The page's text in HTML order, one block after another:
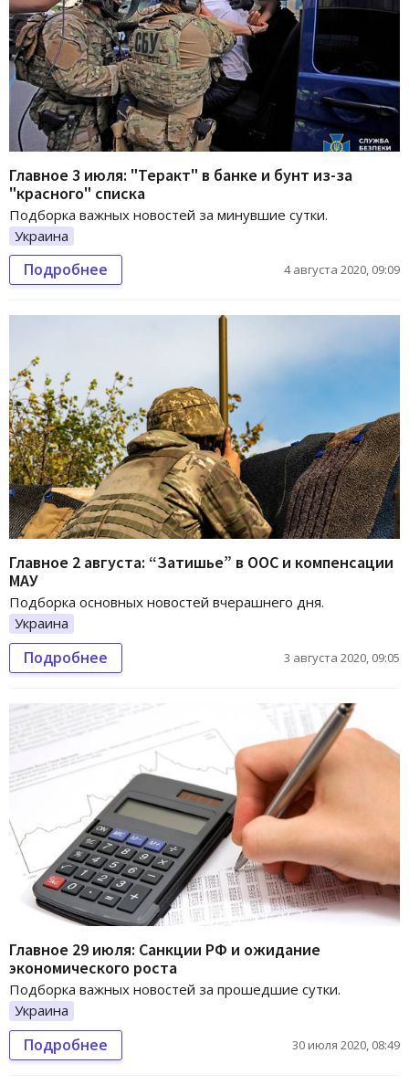
Главное 3 июля: "Теракт" в банке и бунт из-за
"красного" списка
Подборка важных новостей за минувшие сутки.
Украина
Подробнее 4 августа 2020, 09:09
Главное 2 августа: “Затишье” в ООС и компенсации
МАУ
Подборка основных новостей вчерашнего дня.
Украина
Подробнее 3 августа 2020, 09:05
Главное 29 июля: Санкции РФ и ожидание
экономического роста
Подборка важных новостей за прошедшие сутки.
Украина
Подробнее 30 июля 2020, 08:49